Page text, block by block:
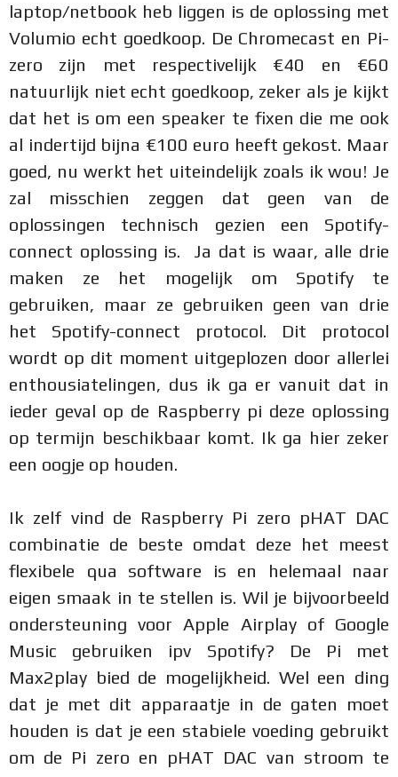
laptop/netbook heb liggen is de oplossing met
Volumio echt goedkoop. De Chromecast en Pi-
zero zijn met respectivelijk €40 en €60
natuurlijk niet echt goedkoop, zeker als je kijkt
dat het is om een speaker te fixen die me ook
al indertijd bijna €100 euro heeft gekost. Maar
goed, nu werkt het uiteindelijk zoals ik wou! Je
zal misschien zeggen dat geen van de
oplossingen technisch gezien een Spotify-
connect oplossing is. Ja dat is waar, alle drie
maken ze het mogelijk om Spotify te
gebruiken, maar ze gebruiken geen van drie
het Spotify-connect protocol. Dit protocol
wordt op dit moment uitgeplozen door allerlei
enthousiatelingen, dus ik ga er vanuit dat in
ieder geval op de Raspberry pi deze oplossing
op termijn beschikbaar komt. Ik ga hier zeker
een oogje op houden.
Ik zelf vind de Raspberry Pi zero pHAT DAC
combinatie de beste omdat deze het meest
flexibele qua software is en helemaal naar
eigen smaak in te stellen is. Wil je bijvoorbeeld
ondersteuning voor Apple Airplay of Google
Music gebruiken ipv Spotify? De Pi met
Max2play bied de mogelijkheid. Wel een ding
dat je met dit apparaatje in de gaten moet
houden is dat je een stabiele voeding gebruikt
om de Pi zero en pHAT DAC van stroom te